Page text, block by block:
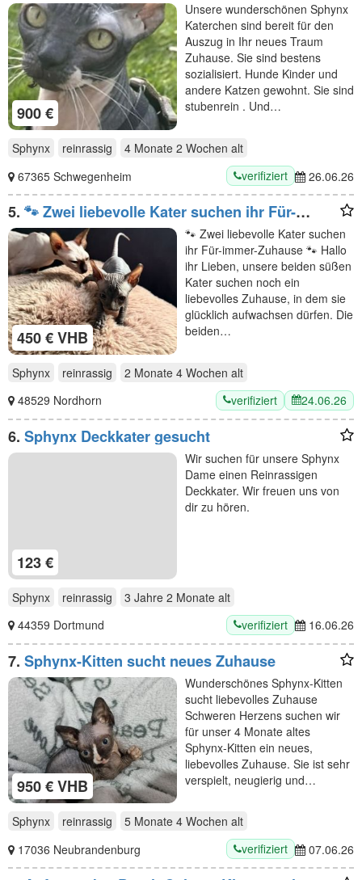
900 €
Unsere wunderschönen Sphynx
Katerchen sind bereit für den
Auszug in Ihr neues Traum
Zuhause. Sie sind bestens
sozialisiert. Hunde Kinder und
andere Katzen gewohnt. Sie sind
stubenrein . Und…
Sphynx reinrassig 4 Monate 2 Wochen alt
67365 Schwegenheim
verifiziert 26.06.26
5. 🐾 Zwei liebevolle Kater suchen ihr Für-
immer-Zuhause 🐾
450 € VHB
🐾 Zwei liebevolle Kater suchen
ihr Für-immer-Zuhause 🐾 Hallo
ihr Lieben, unsere beiden süßen
Kater suchen noch ein
liebevolles Zuhause, in dem sie
glücklich aufwachsen dürfen. Die
beiden…
Sphynx reinrassig 2 Monate 4 Wochen alt
48529 Nordhorn
verifiziert 24.06.26
6. Sphynx Deckkater gesucht
123 €
Wir suchen für unsere Sphynx
Dame einen Reinrassigen
Deckkater. Wir freuen uns von
dir zu hören.
Sphynx reinrassig 3 Jahre 2 Monate alt
44359 Dortmund
verifiziert 16.06.26
7. Sphynx-Kitten sucht neues Zuhause
950 € VHB
Wunderschönes Sphynx-Kitten
sucht liebevolles Zuhause
Schweren Herzens suchen wir
für unser 4 Monate altes
Sphynx-Kitten ein neues,
liebevolles Zuhause. Sie ist sehr
verspielt, neugierig und…
Sphynx reinrassig 5 Monate 4 Wochen alt
17036 Neubrandenburg
verifiziert 07.06.26